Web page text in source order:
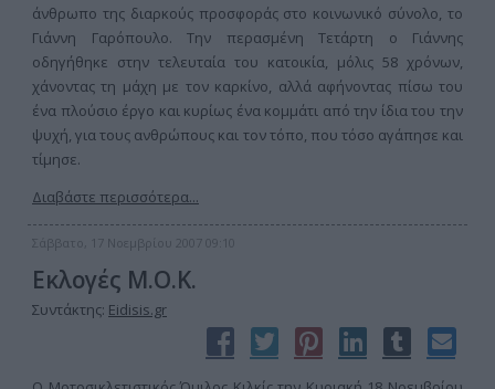
άνθρωπο της διαρκούς προσφοράς στο κοινωνικό σύνολο, το
Γιάννη Γαρόπουλο. Την περασμένη Τετάρτη ο Γιάννης
οδηγήθηκε στην τελευταία του κατοικία, μόλις 58 χρόνων,
χάνοντας τη μάχη με τον καρκίνο, αλλά αφήνοντας πίσω του
ένα πλούσιο έργο και κυρίως ένα κομμάτι από την ίδια του την
ψυχή, για τους ανθρώπους και τον τόπο, που τόσο αγάπησε και
τίμησε.
Διαβάστε περισσότερα...
Σάββατο, 17 Νοεμβρίου 2007 09:10
Εκλογές Μ.Ο.Κ.
Συντάκτης: Eidisis.gr